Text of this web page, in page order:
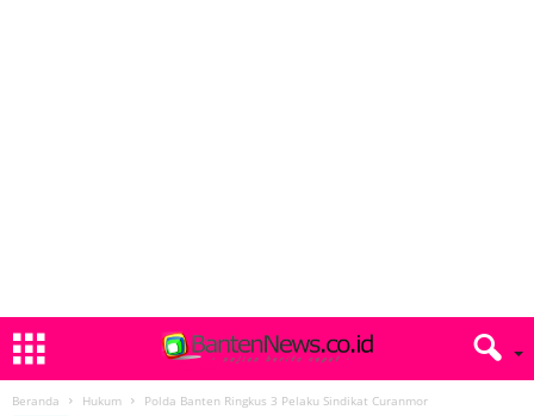
Beranda Hukum Polda Banten Ringkus 3 Pelaku Sindikat Curanmor